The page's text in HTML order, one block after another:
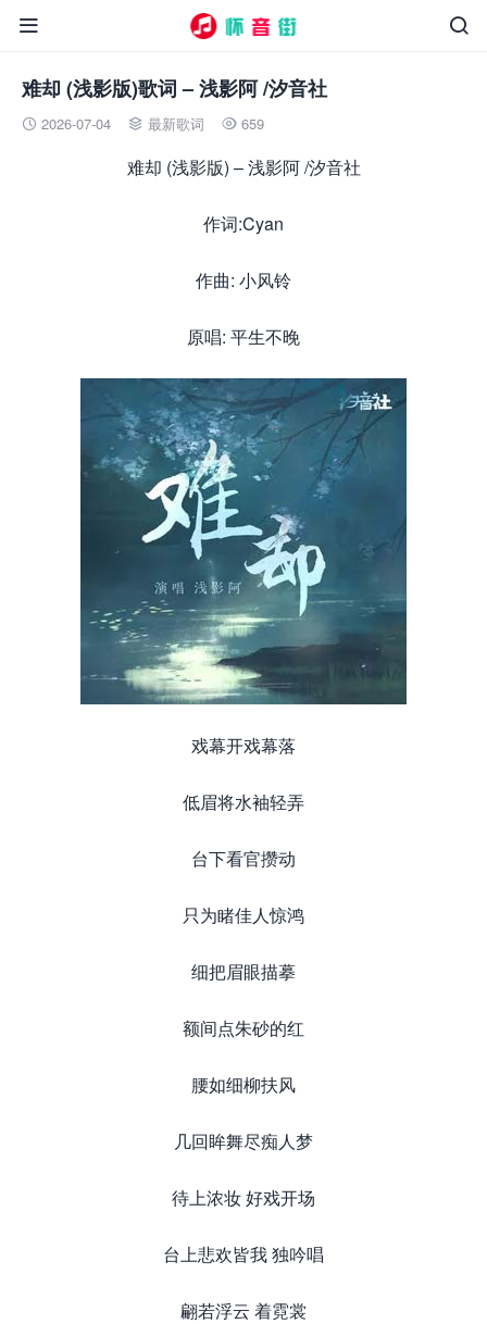


难却 (浅影版)歌词 – 浅影阿 /汐音社
 2026-07-04  最新歌词  659
难却 (浅影版) – 浅影阿 /汐音社
作词:Cyan
作曲: 小风铃
原唱: 平生不晚
戏幕开戏幕落
低眉将水袖轻弄
台下看官攒动
只为睹佳人惊鸿
细把眉眼描摹
额间点朱砂的红
腰如细柳扶风
几回眸舞尽痴人梦
待上浓妆 好戏开场
台上悲欢皆我 独吟唱
翩若浮云 着霓裳